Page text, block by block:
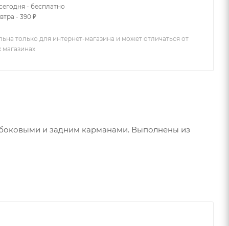
- бесплатно
- 390 ₽
только для интернет-магазина и может отличаться от
и задним карманами. Выполнены из